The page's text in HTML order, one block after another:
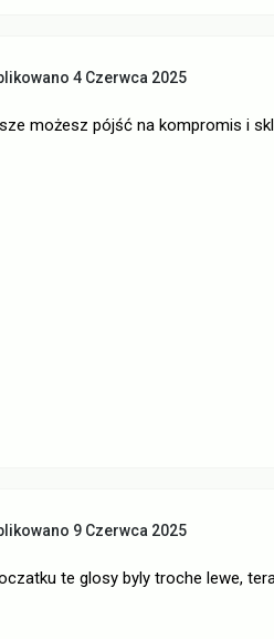
4 Czerwca 2025
możesz pójść na kompromis i
9 Czerwca 2025
te glosy byly troche lewe,